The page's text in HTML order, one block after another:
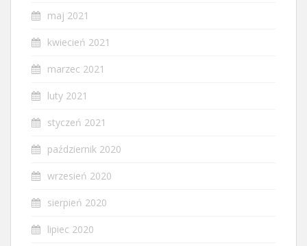
maj 2021
kwiecień 2021
marzec 2021
luty 2021
styczeń 2021
październik 2020
wrzesień 2020
sierpień 2020
lipiec 2020